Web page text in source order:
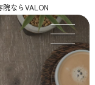
ならVALON